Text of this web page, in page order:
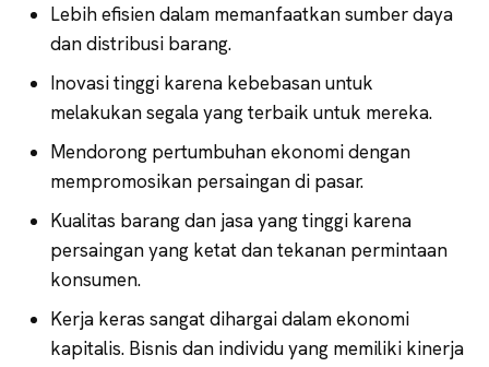
Lebih efisien dalam memanfaatkan sumber daya
dan distribusi barang.
Inovasi tinggi karena kebebasan untuk
melakukan segala yang terbaik untuk mereka.
Mendorong pertumbuhan ekonomi dengan
mempromosikan persaingan di pasar.
Kualitas barang dan jasa yang tinggi karena
persaingan yang ketat dan tekanan permintaan
konsumen.
Kerja keras sangat dihargai dalam ekonomi
kapitalis. Bisnis dan individu yang memiliki kinerja